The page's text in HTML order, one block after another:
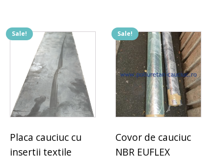
Sale!
Placa cauciuc cu
insertii textile
Sale!
Covor de cauciuc
NBR EUFLEX